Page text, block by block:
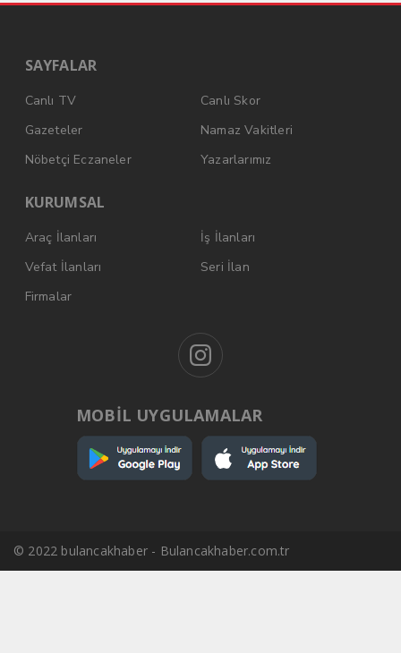
SAYFALAR
Canlı TV
Canlı Skor
Gazeteler
Namaz Vakitleri
Nöbetçi Eczaneler
Yazarlarımız
KURUMSAL
Araç İlanları
İş İlanları
Vefat İlanları
Seri İlan
Firmalar
MOBİL UYGULAMALAR
© 2022 bulancakhaber - Bulancakhaber.com.tr